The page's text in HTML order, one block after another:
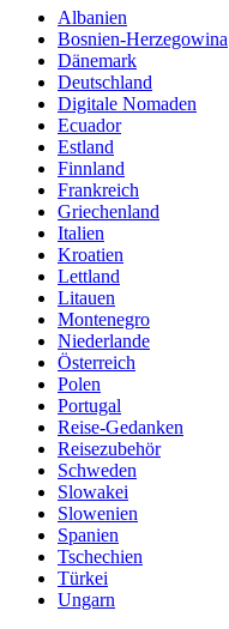
Albanien
Bosnien-Herzegowina
Dänemark
Deutschland
Digitale Nomaden
Ecuador
Estland
Finnland
Frankreich
Griechenland
Italien
Kroatien
Lettland
Litauen
Montenegro
Niederlande
Österreich
Polen
Portugal
Reise-Gedanken
Reisezubehör
Schweden
Slowakei
Slowenien
Spanien
Tschechien
Türkei
Ungarn